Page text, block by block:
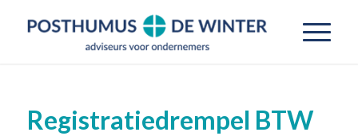
Registratiedrempel BTW